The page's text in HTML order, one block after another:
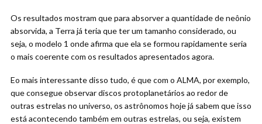
Os resultados mostram que para absorver a quantidade de neônio
absorvida, a Terra já teria que ter um tamanho considerado, ou
seja, o modelo 1 onde afirma que ela se formou rapidamente seria
o mais coerente com os resultados apresentados agora.
Eo mais interessante disso tudo, é que com o ALMA, por exemplo,
que consegue observar discos protoplanetários ao redor de
outras estrelas no universo, os astrônomos hoje já sabem que isso
está acontecendo também em outras estrelas, ou seja, existem